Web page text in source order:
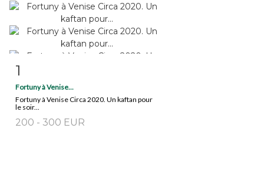
1
Fortuny à Venise...
Fortuny à Venise Circa 2020. Un kaftan pour
le soir...
200 - 300 EUR